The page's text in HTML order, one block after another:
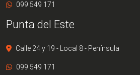
099 549 171
Punta del Este
Calle 24 y 19 - Local 8 - Península
099 549 171